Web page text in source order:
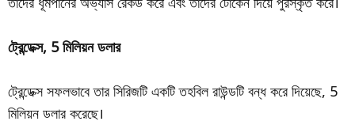
ট্রেন্ডেক্স, 5 মিলিয়ন ডলার
ট্রেন্ডেক্স সফলভাবে তার সিরিজটি একটি তহবিল রাউন্ডটি বন্ধ করে দিয়েছে, 5
মিলিয়ন ডলার করেছে।